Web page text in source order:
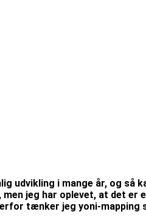
udvikling i mange år, og
jeg har oplevet, at det
tænker jeg yoni-mapping